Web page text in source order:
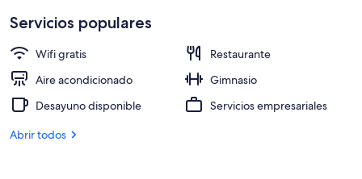
Bar (en el alojamiento)
Servicios populares
Wifi gratis
Restaurante
Aire acondicionado
Gimnasio
Desayuno disponible
Servicios empresariales
Abrir todos